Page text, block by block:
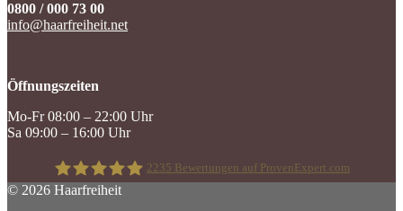
0800 / 000 73 00
info@haarfreiheit.net
Öffnungszeiten
Mo-Fr 08:00 – 22:00 Uhr
Sa 09:00 – 16:00 Uhr
2235 Bewertungen auf ProvenExpert.com
© 2026 Haarfreiheit